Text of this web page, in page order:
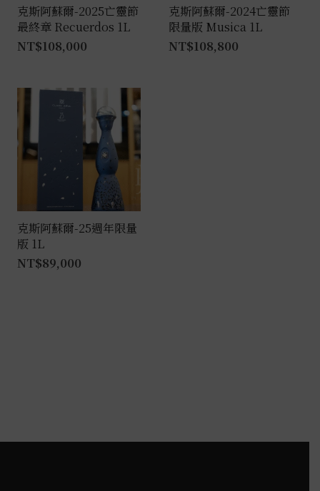
克斯阿蘇爾-2025亡靈節
最終章 Recuerdos 1L
NT$108,000
克斯阿蘇爾-2024亡靈節
限量版 Musica 1L
NT$108,800
克斯阿蘇爾-25週年限量
版 1L
NT$89,000